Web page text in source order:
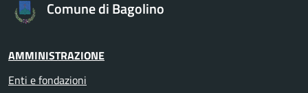
Comune di Bagolino
AMMINISTRAZIONE
Enti e fondazioni